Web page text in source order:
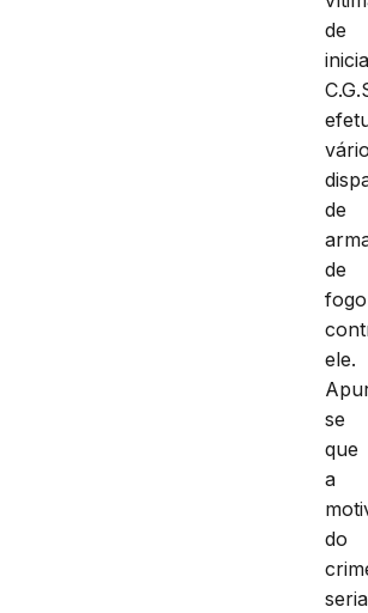
de
de
de
fogo
ele.
se
que
a
do
seria